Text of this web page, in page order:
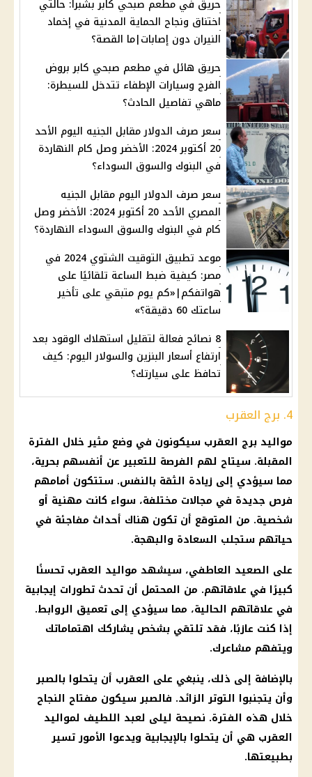
حريق في مطعم صبحي كابر بشبرا: حالتي
اختناق ونجاح الحماية المدنية في إخماد
النيران دون إصابات|ما القصة؟
حريق هائل في مطعم صبحي كابر بروض
الفرج وسيارات الإطفاء تتدخل للسيطرة:
ماهي تفاصيل الحادث؟
سعر صرف الدولار مقابل الجنيه اليوم الأحد
20 أكتوبر 2024: الأخضر وصل كام النهاردة
في البنوك والسوق السوداء؟
سعر صرف الدولار اليوم مقابل الجنيه
المصري الأحد 20 أكتوبر 2024: الأخضر وصل
كام في البنوك والسوق السوداء النهاردة؟
موعد تطبيق التوقيت الشتوي 2024 في
مصر: كيفية ضبط الساعة تلقائيًا على
هواتفكم|«كم يوم متبقي على تأخير
ساعتك 60 دقيقة؟»
8 نصائح فعالة لتقليل استهلاك الوقود بعد
ارتفاع أسعار البنزين والسولار اليوم: كيف
تحافظ على سيارتك؟
4. برج العقرب
مواليد برج العقرب سيكونون في وضع مثير خلال الفترة
المقبلة. سيتاح لهم الفرصة للتعبير عن أنفسهم بحرية،
مما سيؤدي إلى زيادة الثقة بالنفس. ستتكون أمامهم
فرص جديدة في مجالات مختلفة، سواء كانت مهنية أو
شخصية. من المتوقع أن تكون هناك أحداث مفاجئة في
حياتهم ستجلب السعادة والبهجة.
على الصعيد العاطفي، سيشهد مواليد العقرب تحسنًا
كبيرًا في علاقاتهم. من المحتمل أن تحدث تطورات إيجابية
في علاقاتهم الحالية، مما سيؤدي إلى تعميق الروابط.
إذا كنت عازبًا، فقد تلتقي بشخص يشاركك اهتماماتك
ويتفهم مشاعرك.
بالإضافة إلى ذلك، ينبغي على العقرب أن يتحلوا بالصبر
وأن يتجنبوا التوتر الزائد. فالصبر سيكون مفتاح النجاح
خلال هذه الفترة. نصيحة ليلى لعبد اللطيف لمواليد
العقرب هي أن يتحلوا بالإيجابية ويدعوا الأمور تسير
بطبيعتها.